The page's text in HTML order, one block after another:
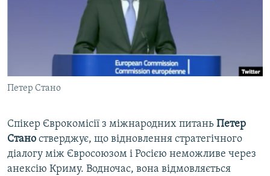
ВІДЕОУРОКИ «ELIFBE»
СВІДЧЕННЯ ОКУПАЦІЇ
УКРАЇНСЬКА ПРОБЛЕМА КРИМУ
ІНФОГРАФІКА
ЯК ОБІЙТИ БЛОКУВАННЯ
Qırımtatar
ДОЛУЧАЙСЯ!
Усі сайти RFE/RL
Петер Стано
Спікер Єврокомісії з міжнародних питань Петер
Стано стверджує, що відновлення стратегічного
діалогу між Євросоюзом і Росією неможливе через
анексію Криму. Водночас, вона відмовляється